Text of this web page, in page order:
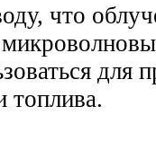
что
для
топлива.